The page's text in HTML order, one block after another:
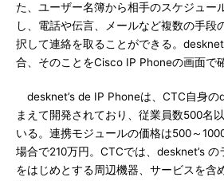
た、ユーザー名簿から相手のスケジュー
し、電話や伝言、メールなど複数の手段
択して連絡を取ることができる。
合、そのことをCisco IP Phoneの画面で
desknet’s de IP Phoneは、CTC自身の
まえて開発されており、従業員数500名
いる。連携モジュールの価格は500～
場合で210万円。CTCでは、desknet’s
をはじめとする周辺機器、サービスを含